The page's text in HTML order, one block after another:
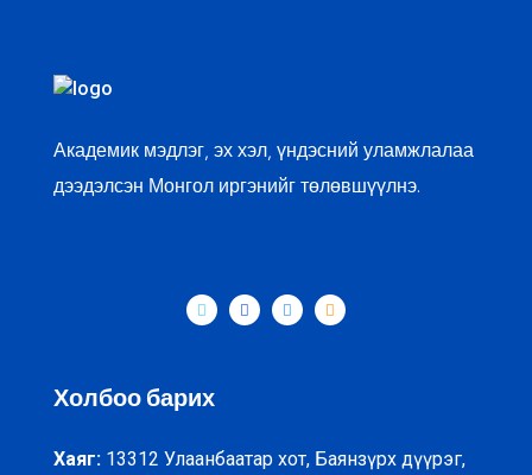
Академик мэдлэг, эх хэл, үндэсний уламжлалаа
дээдэлсэн Монгол иргэнийг төлөвшүүлнэ.
Холбоо барих
Хаяг: 13312 Улаанбаатар хот, Баянзүрх дүүрэг,